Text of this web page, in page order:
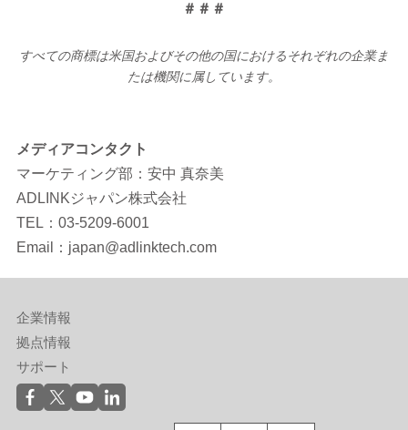
＃＃＃
すべての商標は米国およびその他の国におけるそれぞれの企業ま
たは機関に属しています。
メディアコンタクト
マーケティング部：安中 真奈美
ADLINKジャパン株式会社
TEL：03-5209-6001
Email：japan@adlinktech.com
企業情報
拠点情報
サポート